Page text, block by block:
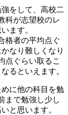
をして、 高校二
科が志望校のレ
ます。
格者の平均点ぐ
なり難しくなり
点ぐらい取るこ
る といえます。
に他の科目を勉
まで勉強し少し
と思います。